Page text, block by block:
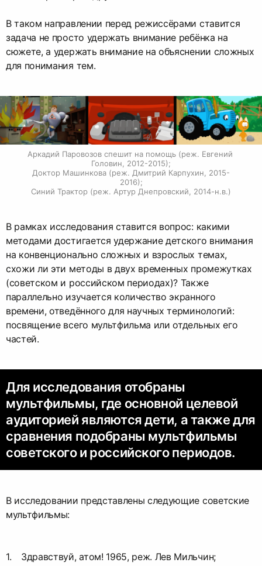
В таком направлении перед режиссёрами ставится
задача не просто удержать внимание ребёнка на
сюжете, а удержать внимание на объяснении сложных
для понимания тем.
Аркадий Паровозов спешит на помощь (реж. Евгений
Головин, 2012-2015);
Доктор Машинкова (реж. Дмитрий Карпухин, 2015-
2016);
Синий Трактор (реж. Артур Днепровский, 2014-н.в.)
В рамках исследования ставится вопрос: какими
методами достигается удержание детского внимания
на конвенционально сложных и взрослых темах,
схожи ли эти методы в двух временных промежутках
(советском и российском периодах)? Также
параллельно изучается количество экранного
времени, отведённого для научных терминологий:
посвящение всего мультфильма или отдельных его
частей.
Для исследования отобраны
мультфильмы, где основной целевой
аудиторией являются дети, а также для
сравнения подобраны мультфильмы
советского и российского периодов.
В исследовании представлены следующие советские
мультфильмы:
Здравствуй, атом! 1965, реж. Лев Мильчин;